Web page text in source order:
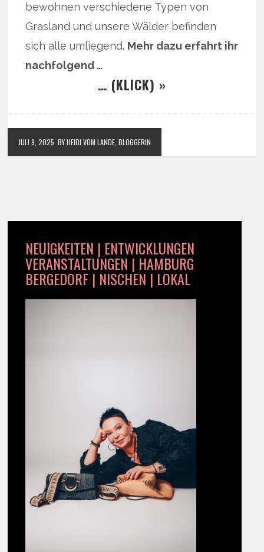
bewohnen verschiedene Typen von
Grasland und unsere Wälder befinden
sich alle umliegend. Mehr dazu erfahrt ihr
nachfolgend …
… (KLICK) »
JULI 9, 2025 BY HEIDI VOM LANDE, BLOGGERIN
NEUIGKEITEN | ENTWICKLUNGEN
VERANSTALTUNGEN | HAMBURG
BERGEDORF | NISCHEN | LOKAL